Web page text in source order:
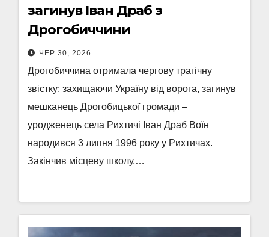
загинув Іван Драб з
Дрогобиччини
ЧЕР 30, 2026
Дрогобиччина отримала чергову трагічну
звістку: захищаючи Україну від ворога, загинув
мешканець Дрогобицької громади –
уродженець села Рихтичі Іван Драб Воїн
народився 3 липня 1996 року у Рихтичах.
Закінчив місцеву школу,…